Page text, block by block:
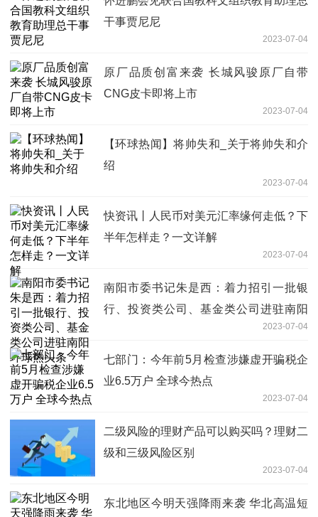
干事贾尼尼
2023-07-04
原厂品质创富来袭 长城风骏原厂自带
CNG皮卡即将上市
2023-07-04
【环球热闻】将帅失和_关于将帅失和介
绍
2023-07-04
快资讯丨人民币对美元汇率缘何走低？下
半年怎样走？一文详解
2023-07-04
南阳市委书记朱是西：着力招引一批银
行、投资类公司、基金类公司进驻南阳
2023-07-04
七部门：今年前5月检查涉嫌虚开骗税企
业6.5万户 全球今热点
2023-07-04
二级风险的理财产品可以购买吗？理财二
级和三级风险区别
2023-07-04
东北地区今明天强降雨来袭 华北高温短